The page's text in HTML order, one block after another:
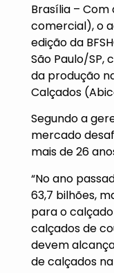
Brasília –
comercial), o
edição da
São Paulo/
da produção
Calçados
Segundo a
mercado
mais de 26
“No ano
63,7 bilhões,
para o
calçados de
devem
de calçados